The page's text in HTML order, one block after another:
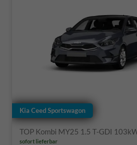
Kia Ceed Sportswagon
TOP Kombi MY25 1.5 T-GDI
sofort lieferbar